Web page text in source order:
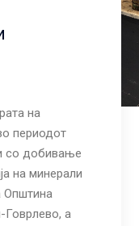
value of type bool
plugins/wprt-
on line62
на
периодот
со добивање
на минерали
Општина
Говрлево, а